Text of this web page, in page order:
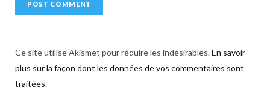
Ce site utilise Akismet pour réduire les indésirables.En savoir
plus sur la façon dont les données de vos commentaires sont
traitées.